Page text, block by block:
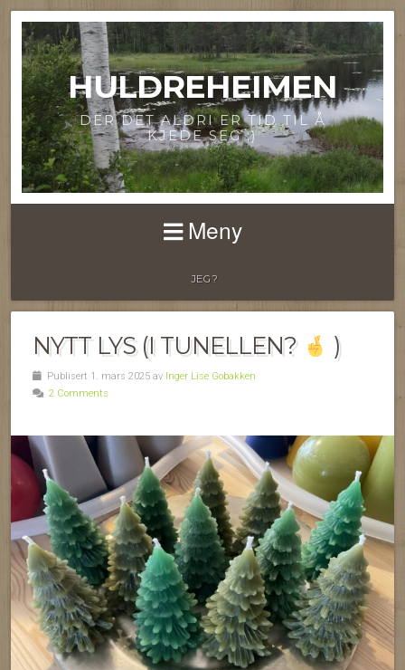
HULDREHEIMEN
DER DET ALDRI ER TID TIL Å
KJEDE SEG ;)
Meny
JEG?
NYTT LYS (I TUNELLEN? )
Publisert 1. mars 2025 av Inger Lise Gobakken
2 Comments